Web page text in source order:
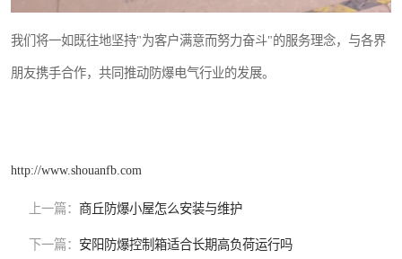
我们将一如既往地坚持"为客户满意而努力奋斗"的服务理念，与各界
朋友携手合作，共同推动防爆电气行业的发展。
http://www.shouanfb.com
上一篇： 商丘防爆小屋怎么安装与维护
下一篇： 安阳防爆控制箱适合长期高负荷运行吗